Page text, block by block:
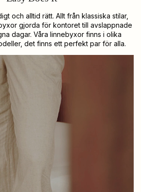
och alltid rätt. Allt från klassiska stilar,
gjorda för kontoret till avslappnade
dagar. Våra linnebyxor finns i olika
det finns ett perfekt par för alla.